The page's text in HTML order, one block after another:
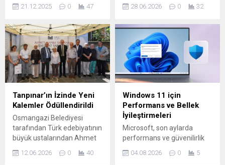
ve Bursa Büyükşehir
Merinos Yerleşkesi’nde
Genel Kurul, “Bursa Suyunu
Konuşuyor” temasıyla
toplandı. Toplantıya kentin
geleceğini tehdit ...
21.12.2025 0 47
Kolombiya maçını izlemek
Dünya Kupası hakkındaki
görüşlerini paylaştı.
Doğduğu eyaletteki
karşılaşmayı tribünden takip
eden Calathes, turnuvada
öne çıkan takımlar ve
oyuncular hakkında konuştu.
Tribünde Kolombiya işlemeli
tişörtünü göstererek
takımına destek veren
Calathes, maçın 0-0
bitmesine rağmen...
28.06.2026 0 32
Tanpınar’ın İzinde Yeni
Kalemler Ödüllendirildi
Osmangazi Belediyesi
tarafından Türk edebiyatının
büyük ustalarından Ahmet
Hamdi Tanpınar’ın hatırasını
yaşatmak ve yeni kalemleri
12.06.2026 0 40
Windows 11 için
Performans ve Bellek
İyileştirmeleri
Microsoft, son aylarda
performans ve güvenilirlik
odağını güçlendirerek
Windows 11 için yeni kalite
04.08.2026 0 5